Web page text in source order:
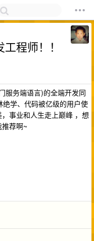
程师！！
服务端语言)的全端开发同
学、代码被亿级的用户使
事业和人生走上巅峰 ，想
荐啊~